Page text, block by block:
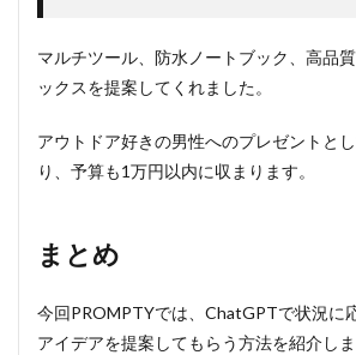
マルチツール、防水ノートブック、高品
ックスを提案してくれました。
アウトドア好きの男性へのプレゼントと
り、予算も1万円以内に収まります。
まとめ
今回PROMPTYでは、ChatGPTで状況に
アイデアを提案してもらう方法を紹介しま